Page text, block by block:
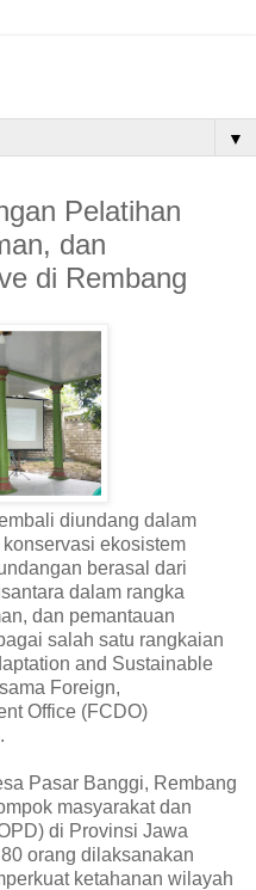
▼
Pelatihan
dan
di Rembang
diundang dalam
ekosistem
berasal dari
dalam rangka
dan pemantauan
salah satu rangkaian
and Sustainable
Foreign,
Office (FCDO)
Pasar Banggi, Rembang
masyarakat dan
di Provinsi Jawa
orang dilaksanakan
ketahanan wilayah